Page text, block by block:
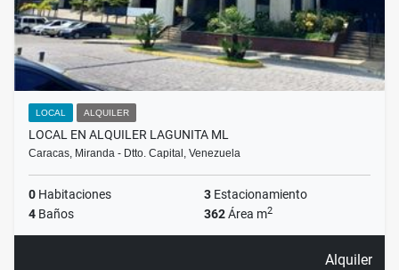
LOCAL ALQUILER
LOCAL EN ALQUILER LAGUNITA ML
Caracas, Miranda - Dtto. Capital, Venezuela
0 Habitaciones 3 Estacionamiento
4 Baños 362Área m2
Alquiler